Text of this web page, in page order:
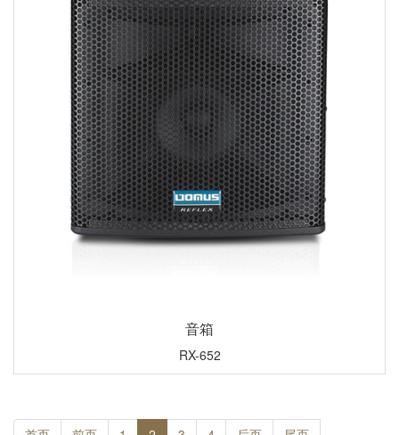
音箱
RX-652